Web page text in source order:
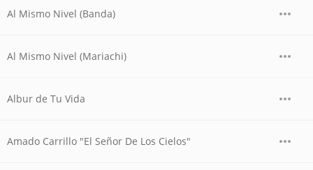
Al Mismo Nivel (Banda)
Al Mismo Nivel (Mariachi)
Albur de Tu Vida
Amado Carrillo "El Señor De Los Cielos"